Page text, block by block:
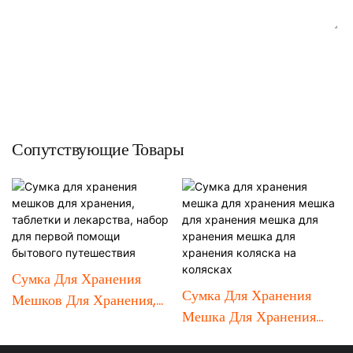
Сопутствующие Товары
Сумка Для Хранения
Мешков Для Хранения,
Набор Для Первой
Сумка Для Хранения
Мешка Для Хранения